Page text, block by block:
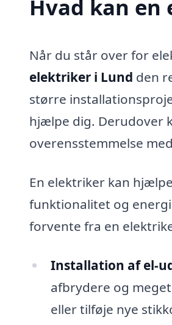
Hvad kan
Når du står over for
elektriker i Lund den
større
hjælpe dig. Derudover
overensstemmelse
En elektriker kan
funktionalitet og
forvente fra en
Installation af el-
afbrydere og
eller tilføje nye